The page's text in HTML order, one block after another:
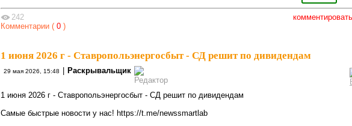
комментировать
242
Комментарии ( 0 )
1 июня 2026 г - Ставропольэнергосбыт - СД решит по дивидендам
29 мая 2026, 15:48 Раскрывальщик
1 июня 2026 г - Ставропольэнергосбыт - СД решит по дивидендам
Самые быстрые новости у нас! https://t.me/newssmartlab